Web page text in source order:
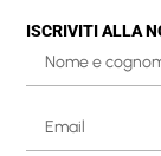
ISCRIVITI ALLA